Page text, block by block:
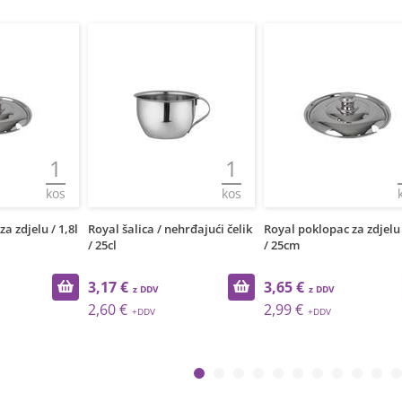
1
kos
zdjelu / 1,8l
1
kos
Royal šalica / nehrđajući čelik
/ 25cl
3,17 €
2,60 €
Royal poklopac za
/ 25cm
3,65 €
2,99 €